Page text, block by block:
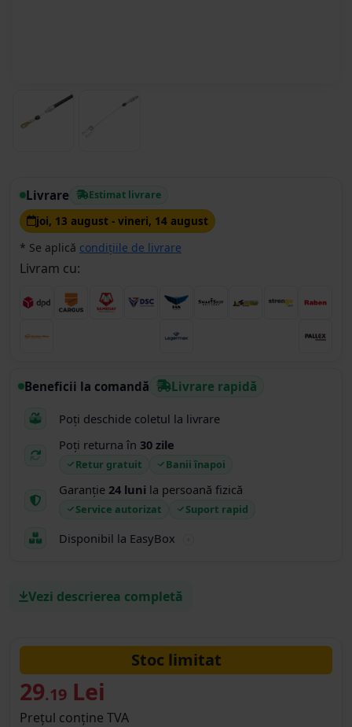
Livrare Estimat livrare
joi, 13 august - vineri, 14 august
* Se aplică condițiile de livrare
Livram cu:
Beneficii la comandă Livrare rapidă
Poți deschide coletul la livrare
Poți returna în 30 zile
Retur gratuit Banii înapoi
Garanție 24 luni la persoană fizică
Service autorizat Suport rapid
Disponibil la EasyBox
Vezi descrierea completă
Stoc limitat
29.19 Lei
Prețul conține TVA